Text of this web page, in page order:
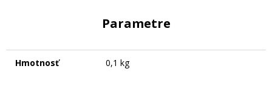
Parametre
Hmotnosť 0,1 kg